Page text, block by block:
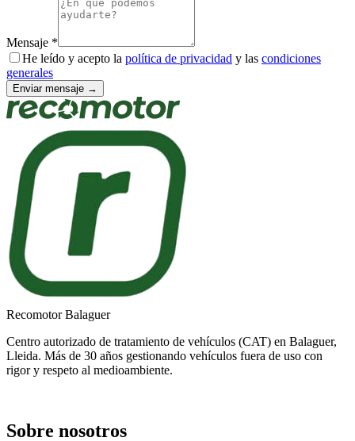
Mensaje *
He leído y acepto la política de privacidad y las condiciones
generales
Enviar mensaje →
Recomotor Balaguer
Centro autorizado de tratamiento de vehículos (CAT) en Balaguer,
Lleida. Más de 30 años gestionando vehículos fuera de uso con
rigor y respeto al medioambiente.
Sobre nosotros